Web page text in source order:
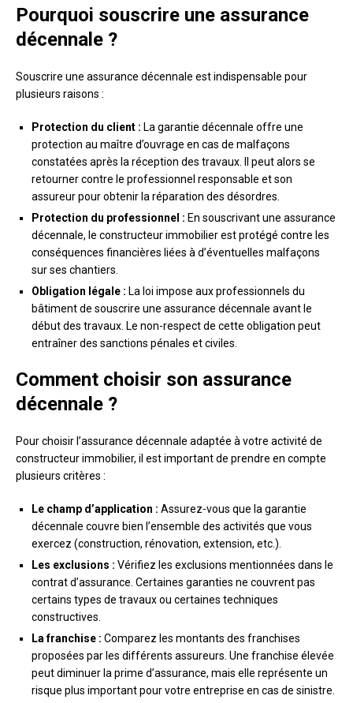
Pourquoi souscrire une assurance
décennale ?
Souscrire une assurance décennale est indispensable pour
plusieurs raisons :
Protection du client : La garantie décennale offre une
protection au maître d’ouvrage en cas de malfaçons
constatées après la réception des travaux. Il peut alors se
retourner contre le professionnel responsable et son
assureur pour obtenir la réparation des désordres.
Protection du professionnel : En souscrivant une assurance
décennale, le constructeur immobilier est protégé contre les
conséquences financières liées à d’éventuelles malfaçons
sur ses chantiers.
Obligation légale : La loi impose aux professionnels du
bâtiment de souscrire une assurance décennale avant le
début des travaux. Le non-respect de cette obligation peut
entraîner des sanctions pénales et civiles.
Comment choisir son assurance
décennale ?
Pour choisir l’assurance décennale adaptée à votre activité de
constructeur immobilier, il est important de prendre en compte
plusieurs critères :
Le champ d’application : Assurez-vous que la garantie
décennale couvre bien l’ensemble des activités que vous
exercez (construction, rénovation, extension, etc.).
Les exclusions : Vérifiez les exclusions mentionnées dans le
contrat d’assurance. Certaines garanties ne couvrent pas
certains types de travaux ou certaines techniques
constructives.
La franchise : Comparez les montants des franchises
proposées par les différents assureurs. Une franchise élevée
peut diminuer la prime d’assurance, mais elle représente un
risque plus important pour votre entreprise en cas de sinistre.